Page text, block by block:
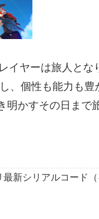
イヤーは旅人と
、個性も能力も豊
かすその日まで
最新シリアルコード